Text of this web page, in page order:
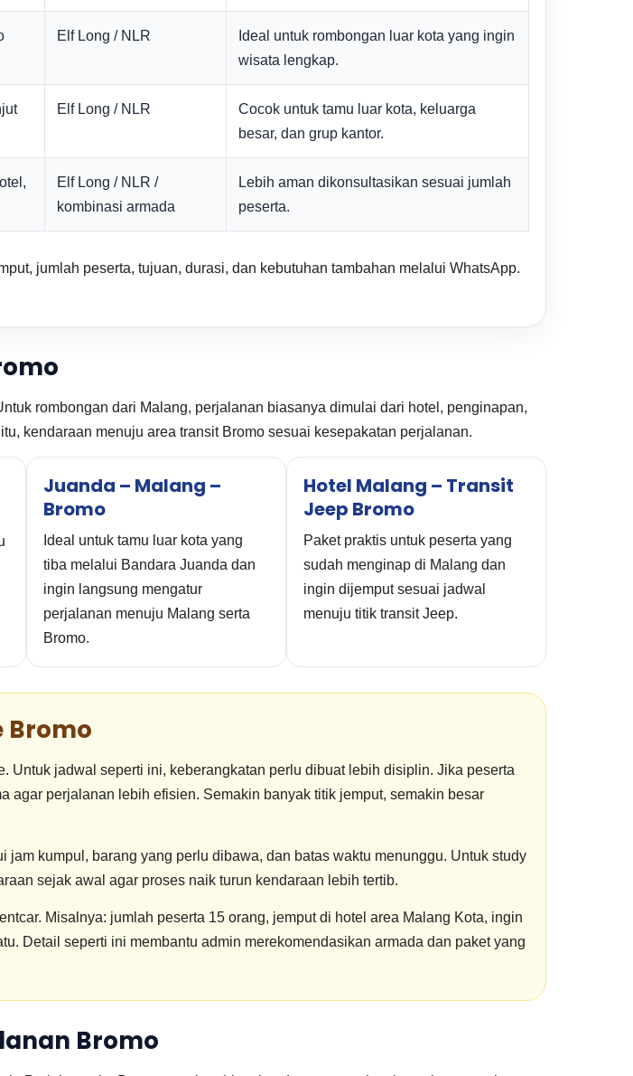
Elf Long / NLR
Ideal untuk rombongan luar kota yang ingin
wisata lengkap.
Elf Long / NLR
Cocok untuk tamu luar kota, keluarga
besar, dan grup kantor.
Elf Long / NLR /
kombinasi armada
Lebih aman dikonsultasikan sesuai jumlah
peserta.
jumlah peserta, tujuan, durasi, dan kebutuhan tambahan melalui WhatsApp.
rombongan dari Malang, perjalanan biasanya dimulai dari hotel, penginapan,
kendaraan menuju area transit Bromo sesuai kesepakatan perjalanan.
Juanda – Malang –
Bromo
Ideal untuk tamu luar kota yang
tiba melalui Bandara Juanda dan
ingin langsung mengatur
perjalanan menuju Malang serta
Bromo.
Hotel Malang – Transit
Jeep Bromo
Paket praktis untuk peserta yang
sudah menginap di Malang dan
ingin dijemput sesuai jadwal
menuju titik transit Jeep.
Bromo
jadwal seperti ini, keberangkatan perlu dibuat lebih disiplin. Jika peserta
agar perjalanan lebih efisien. Semakin banyak titik jemput, semakin besar
kumpul, barang yang perlu dibawa, dan batas waktu menunggu. Untuk study
sejak awal agar proses naik turun kendaraan lebih tertib.
Misalnya: jumlah peserta 15 orang, jemput di hotel area Malang Kota, ingin
Detail seperti ini membantu admin merekomendasikan armada dan paket yang
Bromo